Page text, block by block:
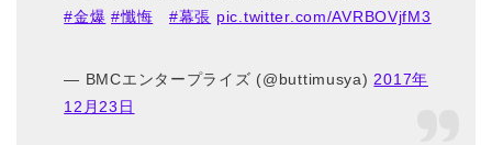
#金爆 #懺悔 #幕張 pic.twitter.com/AVRBOVjfM3
— BMCエンタープライズ (@buttimusya)2017年
12月23日